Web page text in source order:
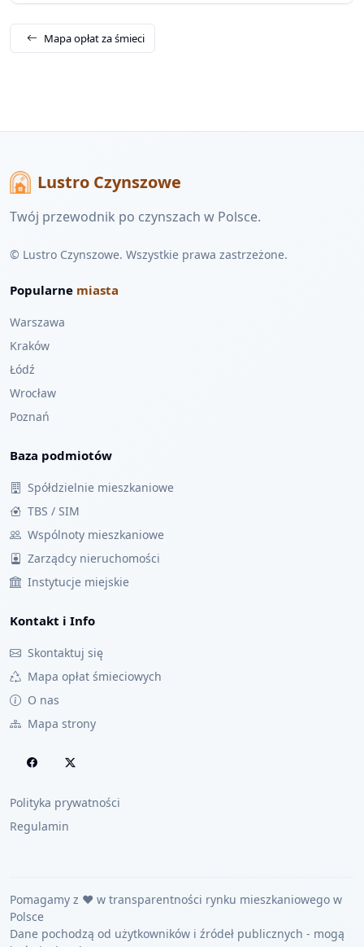
Mapa opłat za śmieci
Lustro Czynszowe
Twój przewodnik po czynszach w Polsce.
© Lustro Czynszowe. Wszystkie prawa zastrzeżone.
Popularne miasta
Warszawa
Kraków
Łódź
Wrocław
Poznań
Baza podmiotów
Spółdzielnie mieszkaniowe
TBS / SIM
Wspólnoty mieszkaniowe
Zarządcy nieruchomości
Instytucje miejskie
Kontakt i Info
Skontaktuj się
Mapa opłat śmieciowych
O nas
Mapa strony
Polityka prywatności
Regulamin
Pomagamy z ❤️ w transparentności rynku mieszkaniowego w
Polsce
Dane pochodzą od użytkowników i źródeł publicznych - mogą